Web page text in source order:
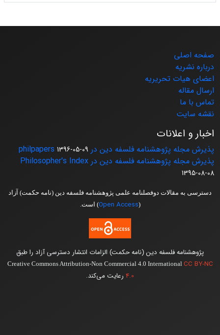
صفحه اصلی
درباره نشریه
اعضای هیات تحریریه
ارسال مقاله
تماس با ما
نقشه سایت
اخبار و اعلانات
پذیرش مجله پژوهشنامه فلسفه دین در philpapers 1396-05-09
پذیرش مجله پژوهشنامه فلسفه دین در Philosopher's Index
1395-08-08
دسترسی به مقالات دوفصلنامه علمی پژوهشنامه فلسفه دین (نامه حکمت) آزاد
(
Open Access) است.
پژوهشنامه فلسفه دین (نامه حکمت) الزامات انتشار دسترسی آزاد را طبق
Creative Commons Attribution-Non Commercial 4.0 International CC BY-NC
4.0 رعایت می‌کند.